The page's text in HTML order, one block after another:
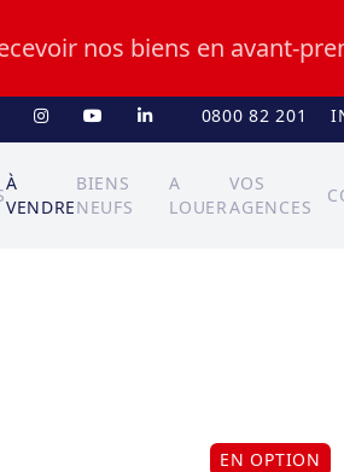
nos biens en avant-
0800 82 201
À
VENDRE
BIENS
NEUFS
A
LOUER
VOS
AGENCES
EN OPTION